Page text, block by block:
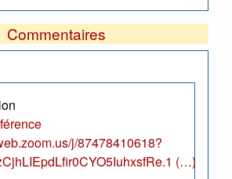
Commentaires
j/87478410618?
(…)